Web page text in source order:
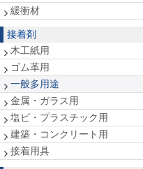
緩衝材
接着剤
木工紙用
ゴム革用
一般多用途
金属・ガラス用
塩ビ・プラスチック用
建築・コンクリート用
接着用具